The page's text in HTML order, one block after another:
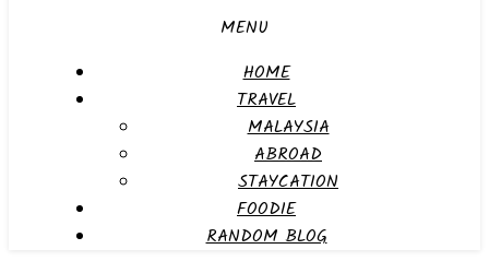
MENU
HOME
TRAVEL
MALAYSIA
ABROAD
STAYCATION
FOODIE
RANDOM BLOG